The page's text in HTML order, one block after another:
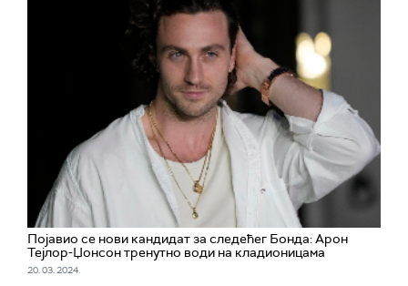
Појавио се нови кандидат за следећег Бонда: Арон
Тејлор-Џонсон тренутно води на кладионицама
20. 03. 2024.